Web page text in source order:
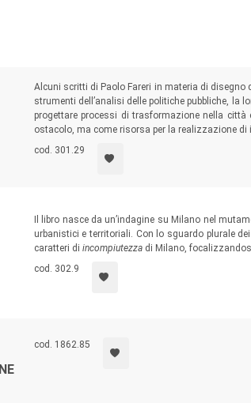
Alcuni scritti di Paolo Fareri in materia di disegno
strumenti dell’analisi delle politiche pubbliche, la
progettare processi di trasformazione nella
ostacolo, ma come risorsa per la realizzazione di
cod. 301.29
Il libro nasce da un’indagine su Milano nel
urbanistici e territoriali. Con lo sguardo plurale
caratteri di incompiutezza di Milano,
cod. 302.9
cod. 1862.85